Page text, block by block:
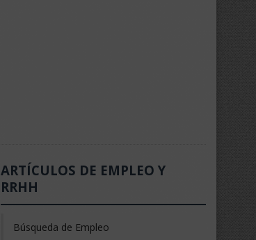
ARTÍCULOS DE EMPLEO Y
RRHH
Búsqueda de Empleo